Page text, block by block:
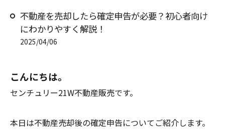
不動産を売却したら確定申告が必要？初心者向け
にわかりやすく解説！
2025/04/06
こんにちは。
センチュリー21W不動産販売です。
本日は不動産売却後の確定申告についてご紹介します。